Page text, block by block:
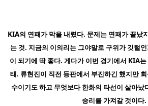
KIA의 연패가 막을 내렸다. 문제는 연패가 끝났
는 것. 지금의 이의리는 그야말로 구위가 깃털
이 되기에 딱 좋다. 게다가 이번 경기에서 KIA
태. 류현진이 직전 등판에서 부진하긴 했지만
수이기도 하고 무엇보다 한화의 타선이 살아났
승리를 가져갈 것이다.